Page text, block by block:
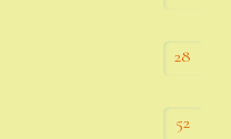
28
52